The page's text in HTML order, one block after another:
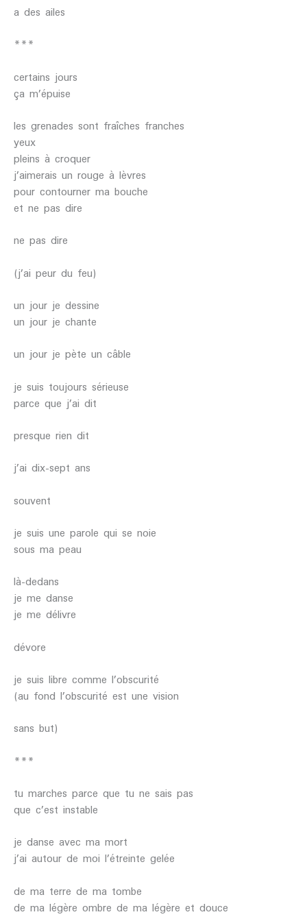
a des ailes
***
certains jours
ça m’épuise
les grenades sont fraîches franches
yeux
pleins à croquer
j’aimerais un rouge à lèvres
pour contourner ma bouche
et ne pas dire
ne pas dire
(j’ai peur du feu)
un jour je dessine
un jour je chante
un jour je pète un câble
je suis toujours sérieuse
parce que j’ai dit
presque rien dit
j’ai dix-sept ans
souvent
je suis une parole qui se noie
sous ma peau
là-dedans
je me danse
je me délivre
dévore
je suis libre comme l’obscurité
(au fond l’obscurité est une vision
sans but)
***
tu marches parce que tu ne sais pas
que c’est instable
je danse avec ma mort
j’ai autour de moi l’étreinte gelée
de ma terre de ma tombe
de ma légère ombre de ma légère et douce